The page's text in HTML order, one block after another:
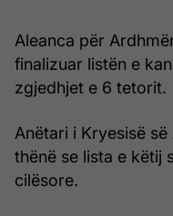
Aleanca për
finalizuar listën e
zgjedhjet e 6 tetorit.
Anëtari i Kryesisë
thënë se lista e këtij
cilësore.